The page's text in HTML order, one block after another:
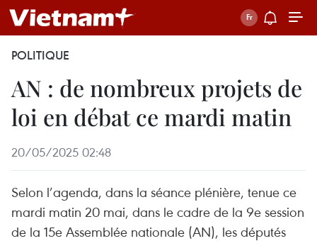
POLITIQUE
AN : de nombreux projets de
loi en débat ce mardi matin
20/05/2025 02:48
Selon l’agenda, dans la séance plénière, tenue ce
mardi matin 20 mai, dans le cadre de la 9e session
de la 15e Assemblée nationale (AN), les députés